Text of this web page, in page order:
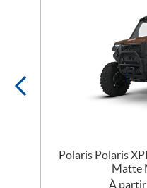
Polaris Polaris
Matte
À partir